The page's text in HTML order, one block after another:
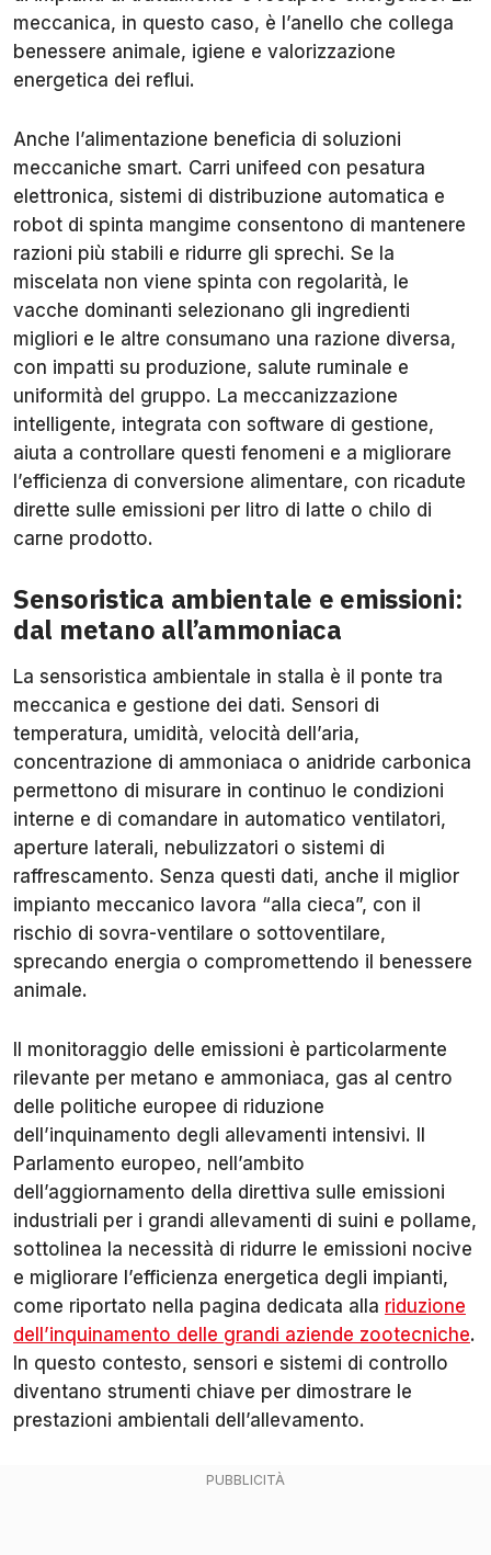
meccanica, in questo caso, è l’anello che collega
benessere animale, igiene e valorizzazione
energetica dei reflui.
Anche l’alimentazione beneficia di soluzioni
meccaniche smart. Carri unifeed con pesatura
elettronica, sistemi di distribuzione automatica e
robot di spinta mangime consentono di mantenere
razioni più stabili e ridurre gli sprechi. Se la
miscelata non viene spinta con regolarità, le
vacche dominanti selezionano gli ingredienti
migliori e le altre consumano una razione diversa,
con impatti su produzione, salute ruminale e
uniformità del gruppo. La meccanizzazione
intelligente, integrata con software di gestione,
aiuta a controllare questi fenomeni e a migliorare
l’efficienza di conversione alimentare, con ricadute
dirette sulle emissioni per litro di latte o chilo di
carne prodotto.
Sensoristica ambientale e emissioni:
dal metano all’ammoniaca
La sensoristica ambientale in stalla è il ponte tra
meccanica e gestione dei dati. Sensori di
temperatura, umidità, velocità dell’aria,
concentrazione di ammoniaca o anidride carbonica
permettono di misurare in continuo le condizioni
interne e di comandare in automatico ventilatori,
aperture laterali, nebulizzatori o sistemi di
raffrescamento. Senza questi dati, anche il miglior
impianto meccanico lavora “alla cieca”, con il
rischio di sovra-ventilare o sottoventilare,
sprecando energia o compromettendo il benessere
animale.
Il monitoraggio delle emissioni è particolarmente
rilevante per metano e ammoniaca, gas al centro
delle politiche europee di riduzione
dell’inquinamento degli allevamenti intensivi. Il
Parlamento europeo, nell’ambito
dell’aggiornamento della direttiva sulle emissioni
industriali per i grandi allevamenti di suini e pollame,
sottolinea la necessità di ridurre le emissioni nocive
e migliorare l’efficienza energetica degli impianti,
come riportato nella pagina dedicata alla riduzione
dell’inquinamento delle grandi aziende zootecniche.
In questo contesto, sensori e sistemi di controllo
diventano strumenti chiave per dimostrare le
prestazioni ambientali dell’allevamento.